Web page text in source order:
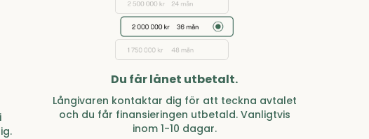
Du får lånet utbetalt.
Långivaren kontaktar dig för att teckna avtalet
och du får finansieringen utbetald. Vanligtvis
inom 1-10 dagar.